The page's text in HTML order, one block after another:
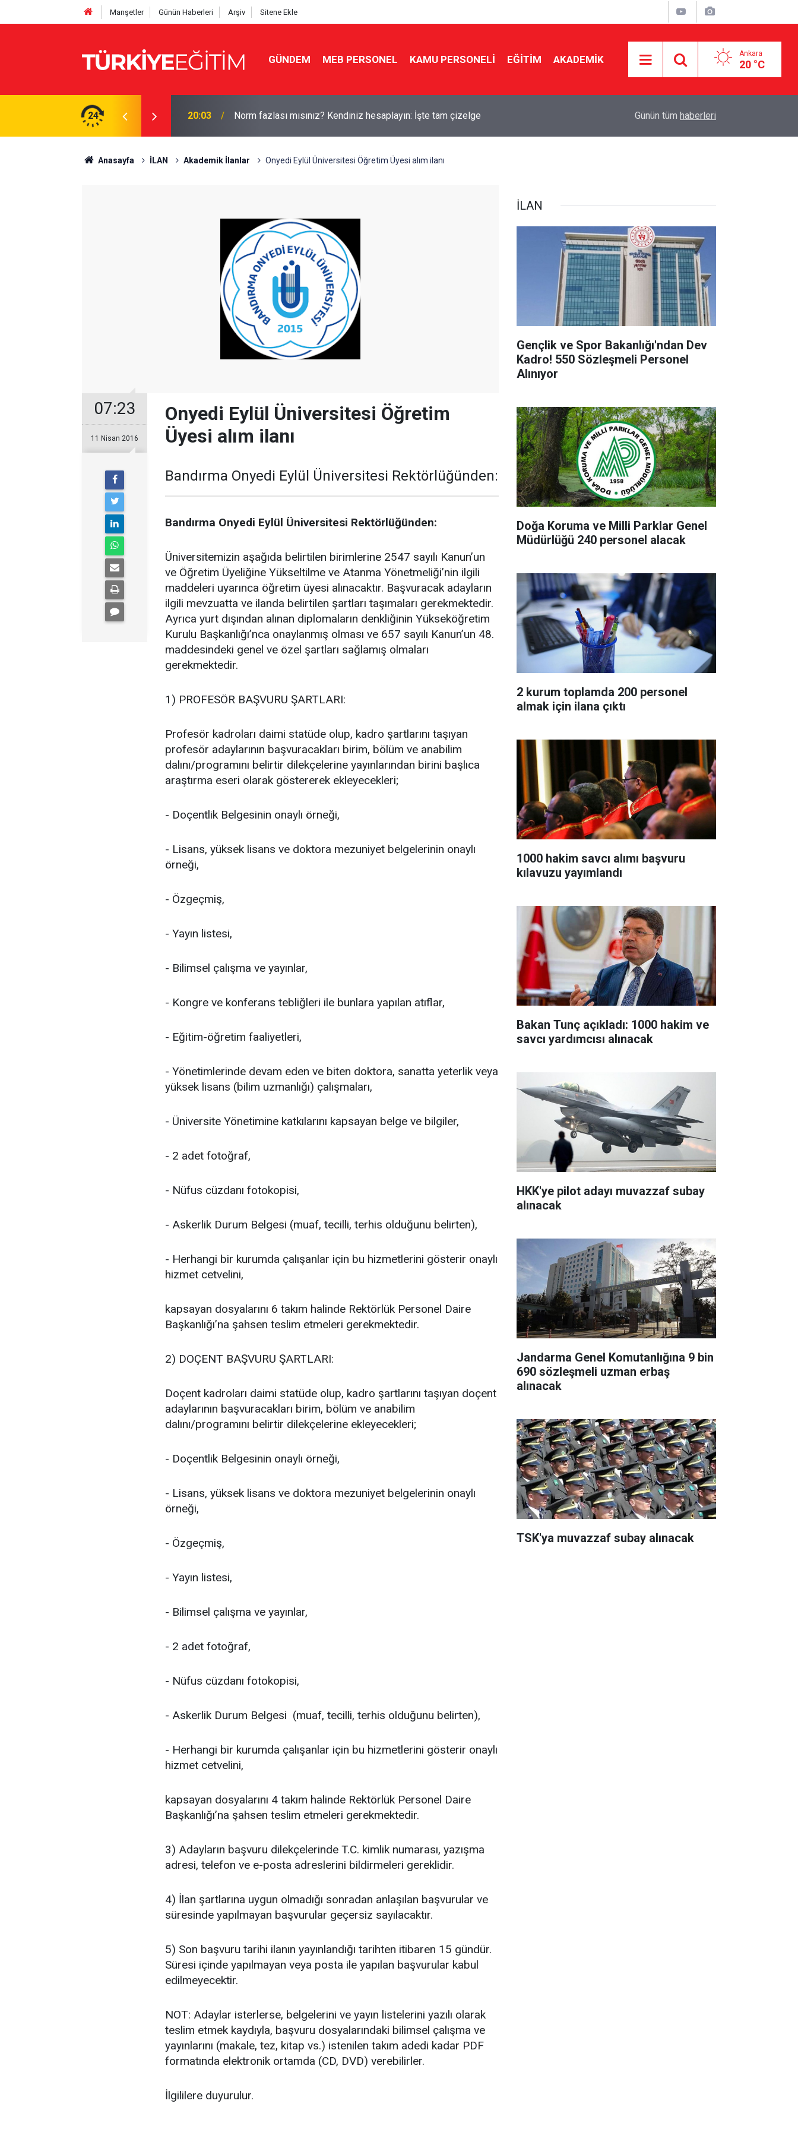
Manşetler Günün Haberleri Arşiv Sitene Ekle
GÜNDEM MEB PERSONEL KAMU PERSONELİ EĞİTİM AKADEMİK Ankara
20 °C
24
İşte tam çizelge 19:56 Bakan Tekin'den yeni sınav sistemi uyarısı: "Eski soru bankaları artık yok" Seçmeli ders düzenlemesi yargıya taşındı!
Günün tüm haberleri
Anasayfa İLAN Akademik İlanlar Onyedi Eylül Üniversitesi Öğretim Üyesi alım ilanı
07:23
11 Nisan 2016
Onyedi Eylül Üniversitesi Öğretim
Üyesi alım ilanı
Bandırma Onyedi Eylül Üniversitesi Rektörlüğünden:
Bandırma Onyedi Eylül Üniversitesi Rektörlüğünden:
Üniversitemizin aşağıda belirtilen birimlerine 2547 sayılı Kanun’un
ve Öğretim Üyeliğine Yükseltilme ve Atanma Yönetmeliği’nin ilgili
maddeleri uyarınca öğretim üyesi alınacaktır. Başvuracak adayların
ilgili mevzuatta ve ilanda belirtilen şartları taşımaları gerekmektedir.
Ayrıca yurt dışından alınan diplomaların denkliğinin Yükseköğretim
Kurulu Başkanlığı’nca onaylanmış olması ve 657 sayılı Kanun’un 48.
maddesindeki genel ve özel şartları sağlamış olmaları
gerekmektedir.
1) PROFESÖR BAŞVURU ŞARTLARI:
Profesör kadroları daimi statüde olup, kadro şartlarını taşıyan
profesör adaylarının başvuracakları birim, bölüm ve anabilim
dalını/programını belirtir dilekçelerine yayınlarından birini başlıca
araştırma eseri olarak göstererek ekleyecekleri;
- Doçentlik Belgesinin onaylı örneği,
- Lisans, yüksek lisans ve doktora mezuniyet belgelerinin onaylı
örneği,
- Özgeçmiş,
- Yayın listesi,
- Bilimsel çalışma ve yayınlar,
- Kongre ve konferans tebliğleri ile bunlara yapılan atıflar,
- Eğitim-öğretim faaliyetleri,
- Yönetimlerinde devam eden ve biten doktora, sanatta yeterlik veya
yüksek lisans (bilim uzmanlığı) çalışmaları,
- Üniversite Yönetimine katkılarını kapsayan belge ve bilgiler,
- 2 adet fotoğraf,
- Nüfus cüzdanı fotokopisi,
- Askerlik Durum Belgesi (muaf, tecilli, terhis olduğunu belirten),
- Herhangi bir kurumda çalışanlar için bu hizmetlerini gösterir onaylı
hizmet cetvelini,
kapsayan dosyalarını 6 takım halinde Rektörlük Personel Daire
Başkanlığı’na şahsen teslim etmeleri gerekmektedir.
2) DOÇENT BAŞVURU ŞARTLARI:
Doçent kadroları daimi statüde olup, kadro şartlarını taşıyan doçent
adaylarının başvuracakları birim, bölüm ve anabilim
dalını/programını belirtir dilekçelerine ekleyecekleri;
- Doçentlik Belgesinin onaylı örneği,
- Lisans, yüksek lisans ve doktora mezuniyet belgelerinin onaylı
örneği,
- Özgeçmiş,
- Yayın listesi,
- Bilimsel çalışma ve yayınlar,
- 2 adet fotoğraf,
- Nüfus cüzdanı fotokopisi,
- Askerlik Durum Belgesi (muaf, tecilli, terhis olduğunu belirten),
- Herhangi bir kurumda çalışanlar için bu hizmetlerini gösterir onaylı
hizmet cetvelini,
kapsayan dosyalarını 4 takım halinde Rektörlük Personel Daire
Başkanlığı’na şahsen teslim etmeleri gerekmektedir.
3) Adayların başvuru dilekçelerinde T.C. kimlik numarası, yazışma
adresi, telefon ve e-posta adreslerini bildirmeleri gereklidir.
4) İlan şartlarına uygun olmadığı sonradan anlaşılan başvurular ve
süresinde yapılmayan başvurular geçersiz sayılacaktır.
5) Son başvuru tarihi ilanın yayınlandığı tarihten itibaren 15 gündür.
Süresi içinde yapılmayan veya posta ile yapılan başvurular kabul
edilmeyecektir.
NOT: Adaylar isterlerse, belgelerini ve yayın listelerini yazılı olarak
teslim etmek kaydıyla, başvuru dosyalarındaki bilimsel çalışma ve
yayınlarını (makale, tez, kitap vs.) istenilen takım adedi kadar PDF
formatında elektronik ortamda (CD, DVD) verebilirler.
İlgililere duyurulur.
İLAN
Gençlik ve Spor Bakanlığı'ndan Dev
Kadro! 550 Sözleşmeli Personel
Alınıyor
Doğa Koruma ve Milli Parklar Genel
Müdürlüğü 240 personel alacak
2 kurum toplamda 200 personel
almak için ilana çıktı
1000 hakim savcı alımı başvuru
kılavuzu yayımlandı
Bakan Tunç açıkladı: 1000 hakim ve
savcı yardımcısı alınacak
HKK'ye pilot adayı muvazzaf subay
alınacak
Jandarma Genel Komutanlığına 9 bin
690 sözleşmeli uzman erbaş
alınacak
TSK'ya muvazzaf subay alınacak